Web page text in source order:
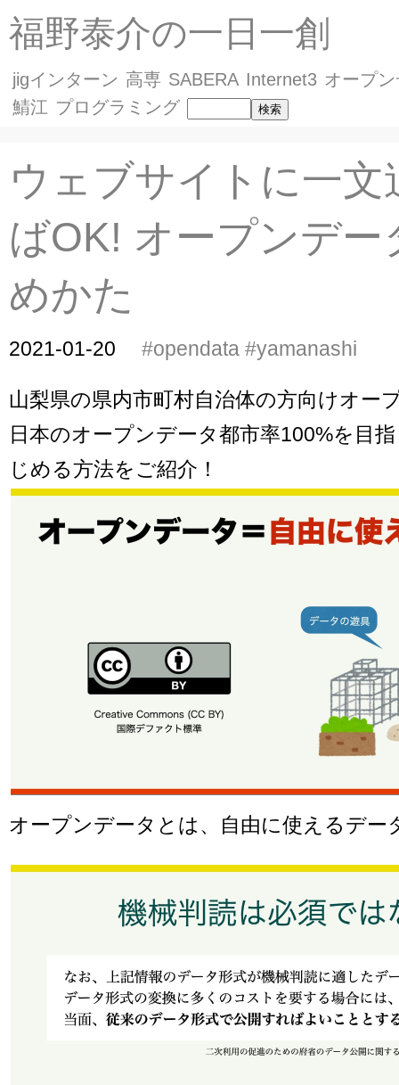
福野泰介の一日一創
jigインターン 高専 SABERA Internet3 オープ
鯖江 プログラミング
ウェブサイトに一文
ばOK! オープンデー
めかた
2021-01-20 #opendata #yamanashi
山梨県の県内市町村自治体の方向けオー
日本のオープンデータ都市率100%を目
じめる方法をご紹介！
オープンデータとは、自由に使えるデー